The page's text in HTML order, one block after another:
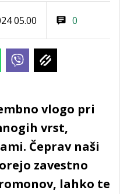
05.00 0
vlogo pri
vrst,
Čeprav naši
zavestno
lahko te